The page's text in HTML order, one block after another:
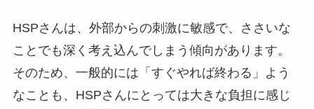
HSPさんは、外部からの刺激に敏感で、ささいな
ことでも深く考え込んでしまう傾向があります。
そのため、一般的には「すぐやれば終わる」よう
なことも、HSPさんにとっては大きな負担に感じ